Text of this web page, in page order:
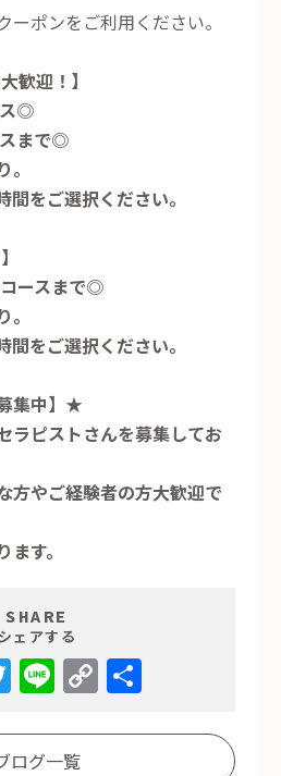
ーポンをご利用ください。
歓迎！】
◎
まで◎
をご選択ください。
ースまで◎
をご選択ください。
集中】★
ラピストさんを募集してお
方やご経験者の方大歓迎で
す。
SHARE
シェアする
Twitter
LineCopy
Link
ログ一覧